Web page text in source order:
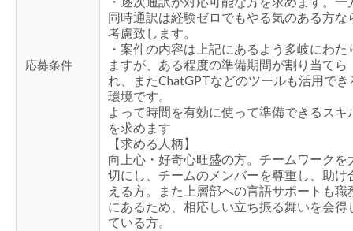
応募条件
同時通訳は経験ゼロでもやる気のある方な
考慮致します。
・案件の内容は上記にあるよう多岐にわた
ますが、ある程度の準備期間が割り当てら
れ、またChatGPTなどのツールも活用でき
環境です。
よって時間を有効に使って準備できるスキ
を求めます
【求める人柄】
向上心・好奇心旺盛の方。チームワークを
切にし、チームのメンバーを尊重し、助け
える方。また上層部への言語サポートも職
にあるため、相応しい立ち振る舞いを会得
ている方。